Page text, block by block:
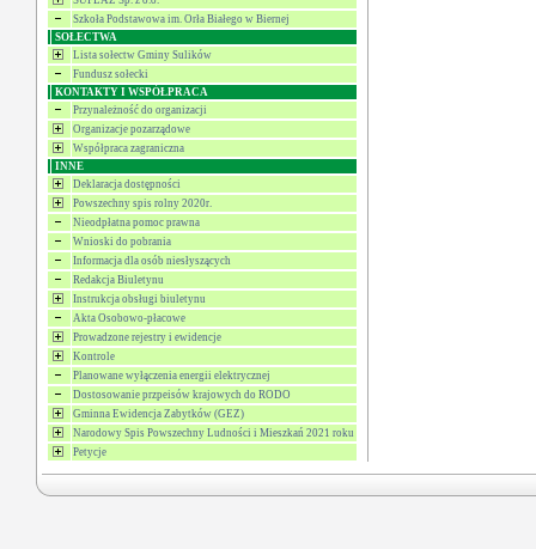
Szkoła Podstawowa im. Orła Białego w Biernej
SOŁECTWA
Lista sołectw Gminy Sulików
Fundusz sołecki
KONTAKTY I WSPÓŁPRACA
Przynależność do organizacji
Organizacje pozarządowe
Współpraca zagraniczna
INNE
Deklaracja dostępności
Powszechny spis rolny 2020r.
Nieodpłatna pomoc prawna
Wnioski do pobrania
Informacja dla osób niesłyszących
Redakcja Biuletynu
Instrukcja obsługi biuletynu
Akta Osobowo-płacowe
Prowadzone rejestry i ewidencje
Kontrole
Planowane wyłączenia energii elektrycznej
Dostosowanie przpeisów krajowych do RODO
Gminna Ewidencja Zabytków (GEZ)
Narodowy Spis Powszechny Ludności i Mieszkań 2021 roku
Petycje